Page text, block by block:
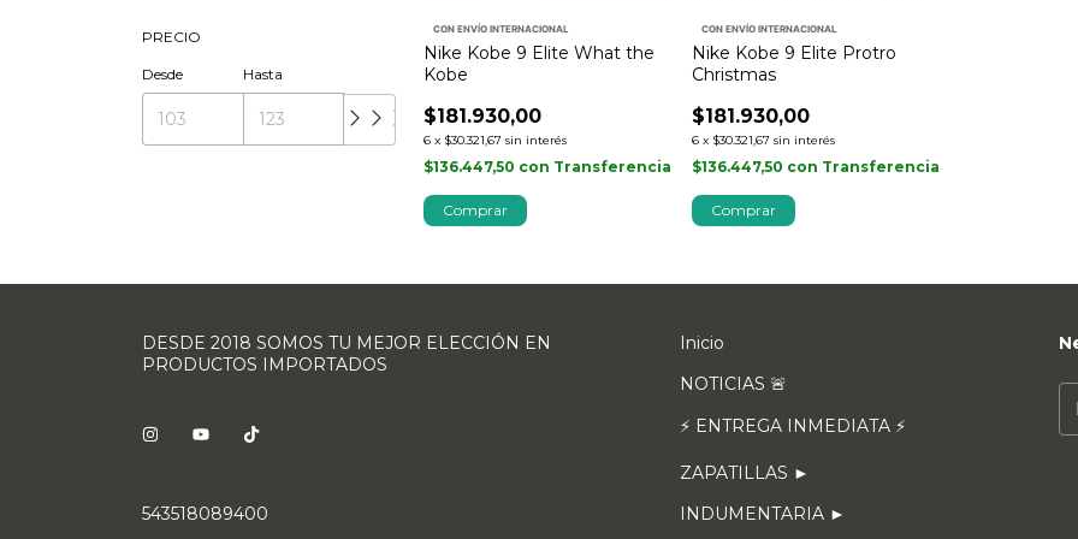
PRECIO
Desde Hasta
CON ENVÍO INTERNACIONAL
Nike Kobe 9 Elite What the
Kobe
$181.930,00
6 x $30.321,67 sin interés
$136.447,50 con Transferencia
Comprar
CON ENVÍO INTERNACIONAL
Nike Kobe 9 Elite Protro
Christmas
$181.930,00
6 x $30.321,67 sin interés
$136.447,50 con Transferencia
Comprar
DESDE 2018 SOMOS TU MEJOR ELECCIÓN EN
PRODUCTOS IMPORTADOS
543518089400
Inicio
NOTICIAS 🚨
⚡ ENTREGA INMEDIATA ⚡
ZAPATILLAS ►
INDUMENTARIA ►